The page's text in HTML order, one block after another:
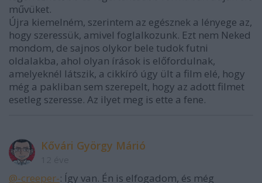
művüket.
Újra kiemelném, szerintem az egésznek a lényege az,
hogy szeressük, amivel foglalkozunk. Ezt nem Neked
mondom, de sajnos olykor bele tudok futni
oldalakba, ahol olyan írások is előfordulnak,
amelyeknél látszik, a cikkíró úgy ült a film elé, hogy
még a pakliban sem szerepelt, hogy az adott filmet
esetleg szeresse. Az ilyet meg is ette a fene.
Kővári György Márió
@-creeper-: Így van. Én is elfogadom, és még